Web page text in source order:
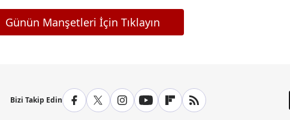
Günün Manşetleri İçin Tıklayın
Bizi Takip Edin